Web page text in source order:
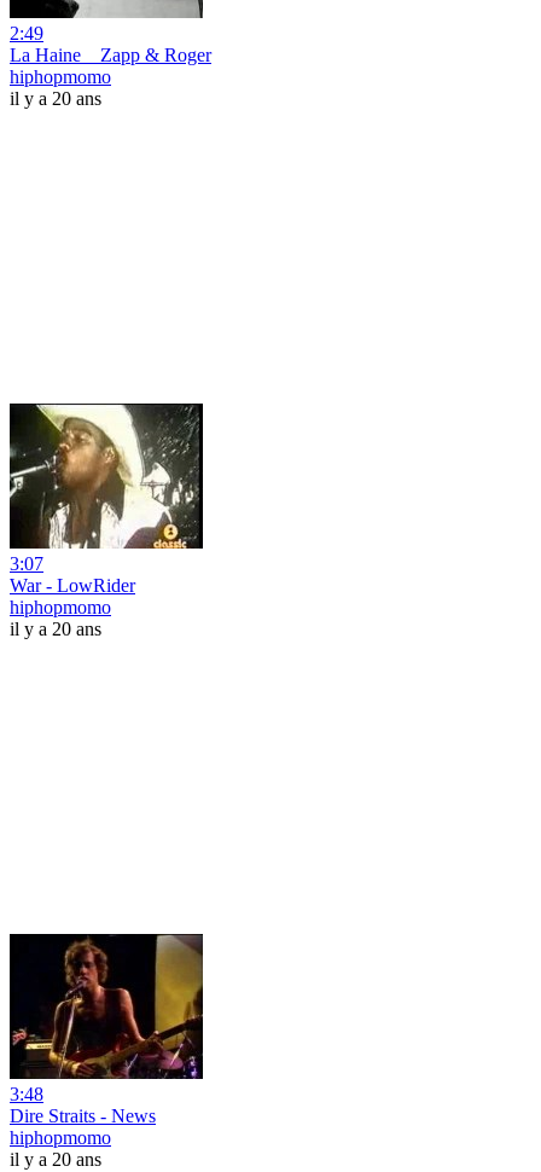
2:49
La Haine _ Zapp & Roger
hiphopmomo
il y a 20 ans
3:07
War - LowRider
hiphopmomo
il y a 20 ans
3:48
Dire Straits - News
hiphopmomo
il y a 20 ans